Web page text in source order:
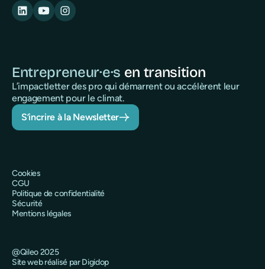
Entrepreneur·e·s en transition
L’impactletter des pro qui démarrent ou accélèrent leur
engagement pour le climat.
S’incrire à la Newsletter
@Qileo 2025
Site web réalisé par Digidop
Cookies
CGU
Politique de confidentialité
Sécurité
Mentions légales